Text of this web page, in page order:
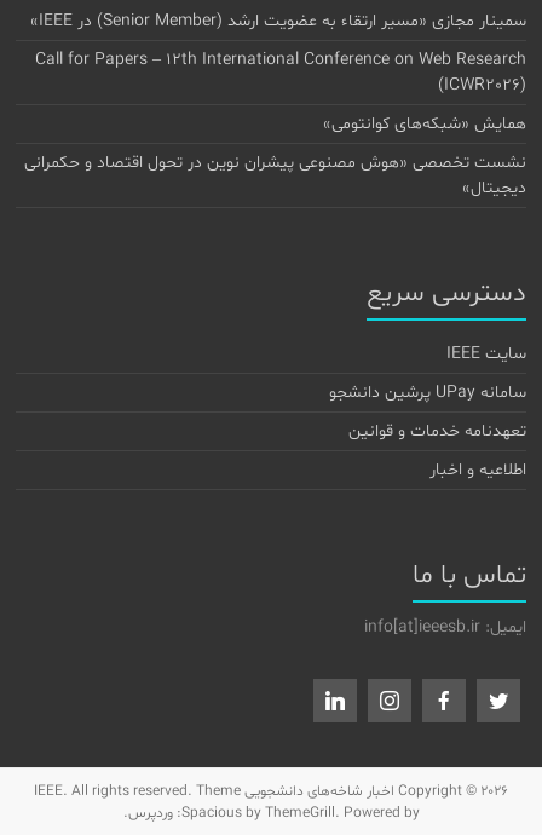
سمینار مجازی «مسیر ارتقاء به عضویت ارشد (Senior Member) در IEEE»
Call for Papers – 12th International Conference on Web Research
(ICWR2026)
همایش «شبکه‌های کوانتومی»
نشست تخصصی «هوش مصنوعی پیشران نوین در تحول اقتصاد و حکمرانی
دیجیتال»
دسترسی سریع
سایت IEEE
سامانه UPay پرشین دانشجو
تعهدنامه خدمات و قوانین
اطلاعیه و اخبار
تماس با ما
ایمیل: info[at]ieeesb.ir
Copyright © 2026 اخبار شاخه‌های دانشجویی IEEE. All rights reserved. Theme
Spaciousby ThemeGrill. Powered by: وردپرس.